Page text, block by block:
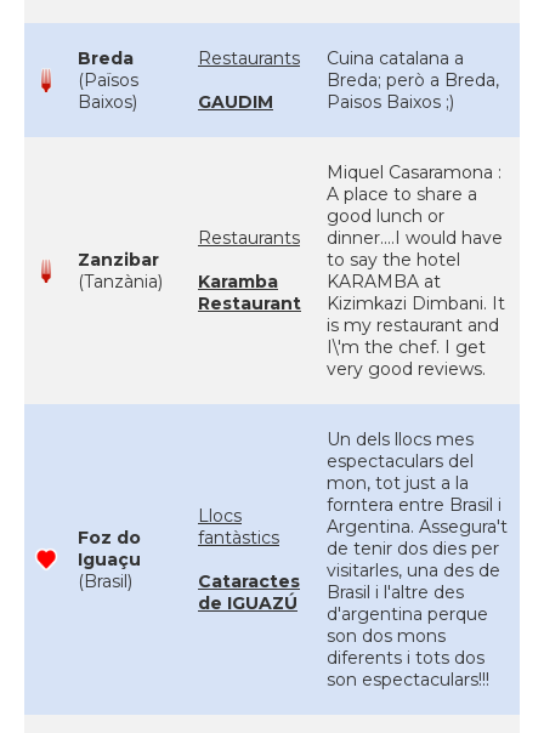
Breda
(Països
Baixos)
Restaurants
GAUDIM
Cuina catalana a
Breda; però a Breda,
Paisos Baixos ;)
Zanzibar
(Tanzània)
Restaurants
Karamba
Restaurant
Miquel Casaramona :
A place to share a
good lunch or
dinner....I would have
to say the hotel
KARAMBA at
Kizimkazi Dimbani. It
is my restaurant and
I\'m the chef. I get
very good reviews.
Foz do
Iguaçu
(Brasil)
Llocs
fantàstics
Cataractes
de IGUAZÚ
Un dels llocs mes
espectaculars del
mon, tot just a la
forntera entre Brasil i
Argentina. Assegura't
de tenir dos dies per
visitarles, una des de
Brasil i l'altre des
d'argentina perque
son dos mons
diferents i tots dos
son espectaculars!!!